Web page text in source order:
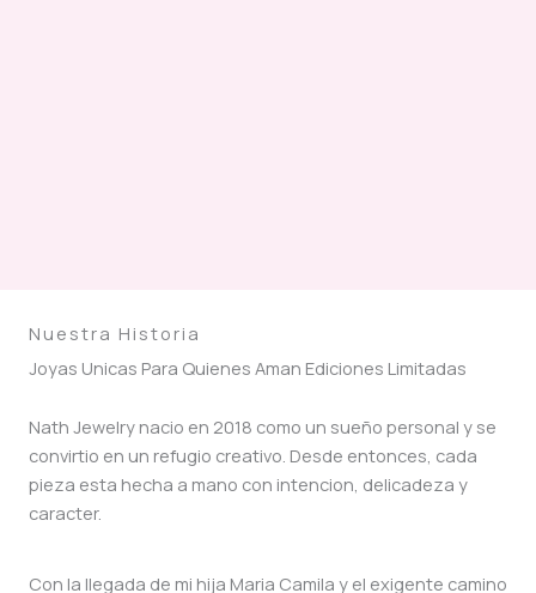
Nuestra Historia
Joyas Unicas Para Quienes Aman Ediciones Limitadas
Nath Jewelry nacio en 2018 como un sueño personal y se
convirtio en un refugio creativo. Desde entonces, cada
pieza esta hecha a mano con intencion, delicadeza y
caracter.
Con la llegada de mi hija Maria Camila y el exigente camino